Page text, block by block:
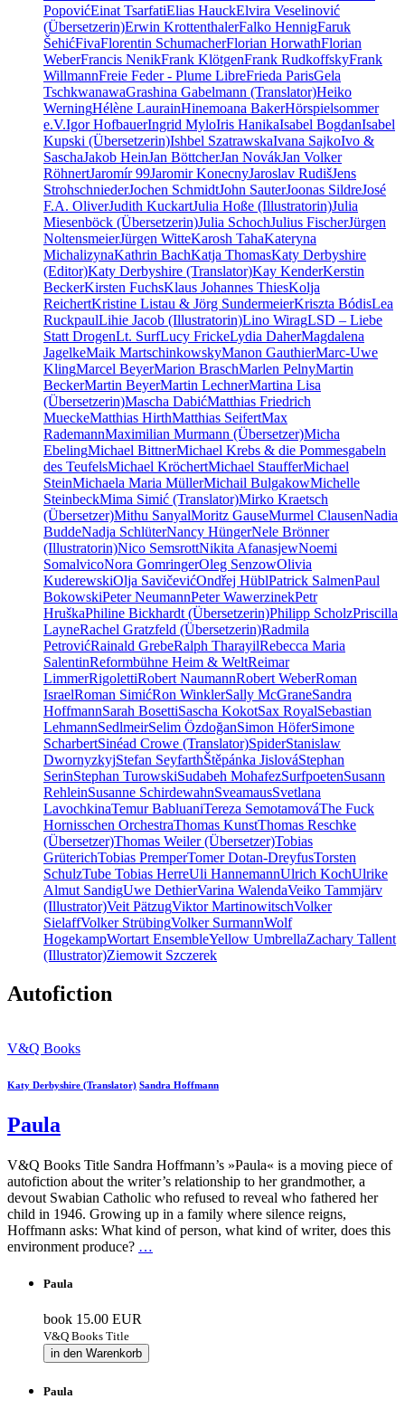
PopovićEinat TsarfatiElias HauckElvira Veselinović
(Übersetzerin)Erwin KrottenthalerFalko HennigFaruk
ŠehićFivaFlorentin SchumacherFlorian HorwathFlorian
WeberFrancis NenikFrank KlötgenFrank RudkoffskyFrank
WillmannFreie Feder - Plume LibreFrieda ParisGela
TschkwanawaGrashina Gabelmann (Translator)Heiko
WerningHélène LaurainHinemoana BakerHörspielsommer
e.V.Igor HofbauerIngrid MyloIris HanikaIsabel BogdanIsabel
Kupski (Übersetzerin)Ishbel SzatrawskaIvana SajkoIvo &
SaschaJakob HeinJan BöttcherJan NovákJan Volker
RöhnertJaromír 99Jaromir KonecnyJaroslav RudišJens
StrohschniederJochen SchmidtJohn SauterJoonas SildreJosé
F.A. OliverJudith KuckartJulia Hoße (Illustratorin)Julia
Miesenböck (Übersetzerin)Julia SchochJulius FischerJürgen
NoltensmeierJürgen WitteKarosh TahaKateryna
MichalizynaKathrin BachKatja ThomasKaty Derbyshire
(Editor)Katy Derbyshire (Translator)Kay KenderKerstin
BeckerKirsten FuchsKlaus Johannes ThiesKolja
ReichertKristine Listau & Jörg SundermeierKriszta BódisLea
RuckpaulLihie Jacob (Illustratorin)Lino WiragLSD – Liebe
Statt DrogenLt. SurfLucy FrickeLydia DaherMagdalena
JagelkeMaik MartschinkowskyManon GauthierMarc-Uwe
KlingMarcel BeyerMarion BraschMarlen PelnyMartin
BeckerMartin BeyerMartin LechnerMartina Lisa
(Übersetzerin)Mascha DabićMatthias Friedrich
MueckeMatthias HirthMatthias SeifertMax
RademannMaximilian Murmann (Übersetzer)Micha
EbelingMichael BittnerMichael Krebs & die Pommesgabeln
des TeufelsMichael KröchertMichael StaufferMichael
SteinMichaela Maria MüllerMichail BulgakowMichelle
SteinbeckMima Simić (Translator)Mirko Kraetsch
(Übersetzer)Mithu SanyalMoritz GauseMurmel ClausenNadia
BuddeNadja SchlüterNancy HüngerNele Brönner
(Illustratorin)Nico SemsrottNikita AfanasjewNoemi
SomalvicoNora GomringerOleg SenzowOlivia
KuderewskiOlja SavičevićOndřej HüblPatrick SalmenPaul
BokowskiPeter NeumannPeter WawerzinekPetr
HruškaPhiline Bickhardt (Übersetzerin)Philipp ScholzPriscilla
LayneRachel Gratzfeld (Übersetzerin)Radmila
PetrovićRainald GrebeRalph TharayilRebecca Maria
SalentinReformbühne Heim & WeltReimar
LimmerRigolettiRobert NaumannRobert WeberRoman
IsraelRoman SimićRon WinklerSally McGraneSandra
HoffmannSarah BosettiSascha KokotSax RoyalSebastian
LehmannSedlmeirSelim ÖzdoğanSimon HöferSimone
ScharbertSinéad Crowe (Translator)SpiderStanislaw
DwornyzkyjStefan SeyfarthŠtěpánka JislováStephan
SerinStephan TurowskiSudabeh MohafezSurfpoetenSusann
RehleinSusanne SchirdewahnSveamausSvetlana
LavochkinaTemur BabluaniTereza SemotamováThe Fuck
Hornisschen OrchestraThomas KunstThomas Reschke
(Übersetzer)Thomas Weiler (Übersetzer)Tobias
GrüterichTobias PremperTomer Dotan-DreyfusTorsten
SchulzTube Tobias HerreUli HannemannUlrich KochUlrike
Almut SandigUwe DethierVarina WalendaVeiko Tammjärv
(Illustrator)Veit PätzugViktor MartinowitschVolker
SielaffVolker StrübingVolker SurmannWolf
HogekampWortart EnsembleYellow UmbrellaZachary Tallent
(Illustrator)Ziemowit Szczerek
Autofiction
V&Q Books
Katy Derbyshire (Translator) Sandra Hoffmann
Paula
V&Q Books Title Sandra Hoffmann’s »Paula« is a moving piece of
autofiction about the writer’s relationship to her grandmother, a
devout Swabian Catholic who refused to reveal who fathered her
child in 1946. Growing up in a family where silence reigns,
Hoffmann asks: What kind of person, what kind of writer, does this
environment produce? …
Paula
book 15.00 EUR
V&Q Books Title
in den Warenkorb
Paula